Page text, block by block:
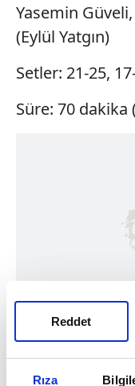
Rıza
Reddet
Yasemin
(Eylül Yatgın)
Setler: 21-25,
Süre: 70 dakika